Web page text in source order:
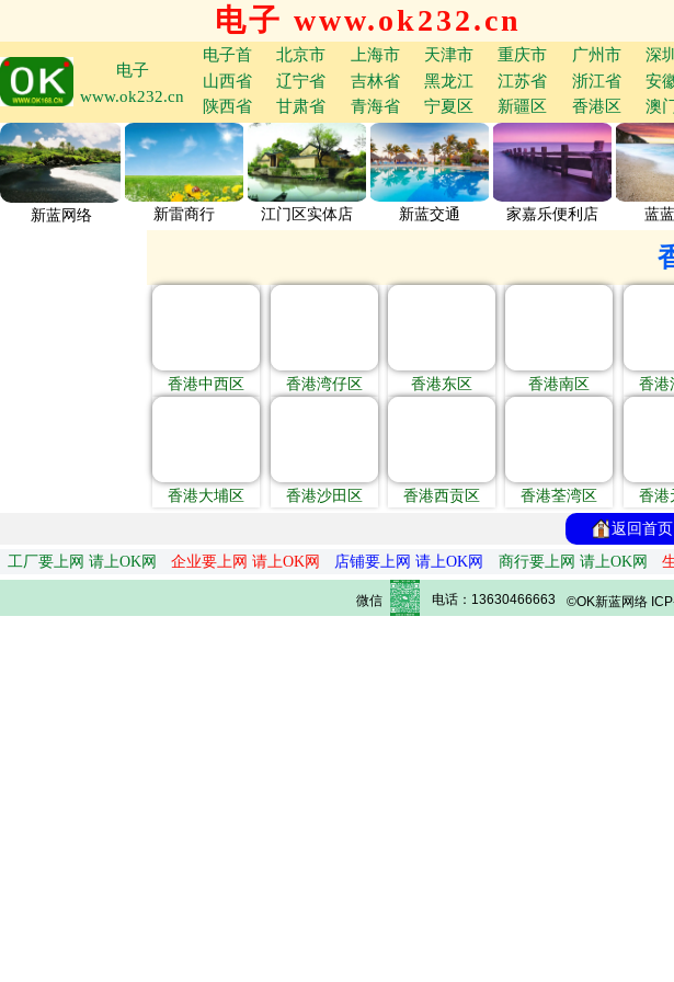
电子 www.ok232.cn
电子
www.ok232.cn
电子首 北京市 上海市 天津市 重庆市 广州市 深
山西省
辽宁省 吉林省 黑龙江 江苏省 浙江省 安
陕西省
甘肃省 青海省 宁夏区 新疆区 香港区 澳
新蓝网络 新雷商行 江门区实体店 新蓝交通 家嘉乐便利店 蓝
香港中西区 香港湾仔区 香港东区 香港南区 香港
香港大埔区 香港沙田区 香港西贡区 香港荃湾区 香港
返回首页
工厂要上网 请上OK网
企业要上网 请上OK网 店铺要上网 请上OK网 商行要上网 请上OK网
微信 电话：13630466663 ©OK新蓝网络